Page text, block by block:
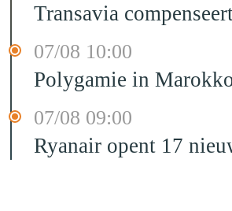
Transavia
07/08 10:00
Polygamie in
07/08 09:00
Ryanair opent 17